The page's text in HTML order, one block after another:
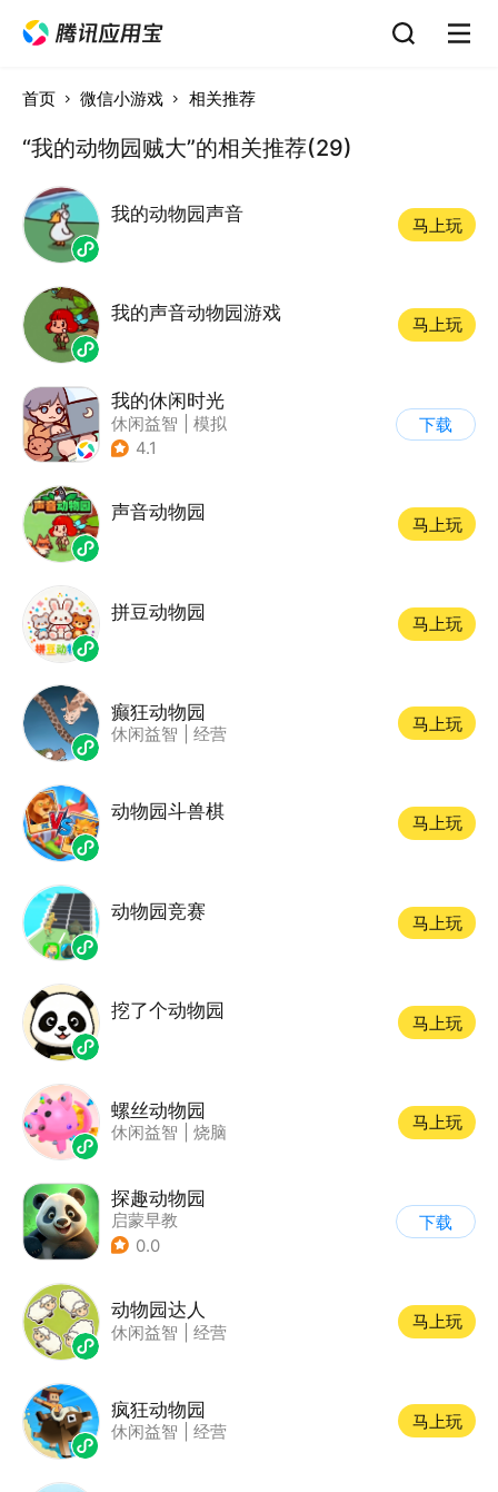
首页 微信小游戏 相关推荐
“我的动物园贼大”的相关推荐(29)
我的动物园声音
马上玩
我的声音动物园游戏
马上玩
我的休闲时光
休闲益智
模拟
4.1
下载
声音动物园
马上玩
拼豆动物园
马上玩
癫狂动物园
休闲益智 经营
马上玩
动物园斗兽棋
马上玩
动物园竞赛
马上玩
挖了个动物园
马上玩
螺丝动物园
休闲益智 烧脑
马上玩
探趣动物园
启蒙早教
0.0
下载
动物园达人
休闲益智 经营
马上玩
疯狂动物园
休闲益智 经营
马上玩